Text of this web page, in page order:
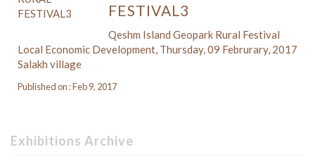
FESTIVAL3
Qeshm Island Geopark Rural Festival
Local Economic Development, Thursday, 09 Februrary, 2017
Salakh village
Published on : Feb 9, 2017
Exhibitions Archive